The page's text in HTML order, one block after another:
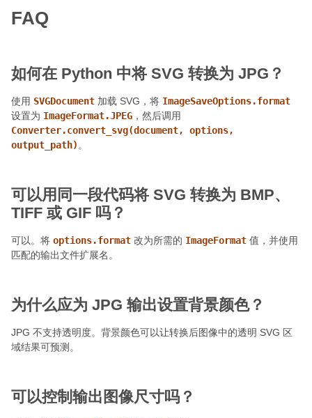
FAQ
如何在 Python 中将 SVG 转换为 JPG？
使用 SVGDocument 加载 SVG，将 ImageSaveOptions.format
设置为 ImageFormat.JPEG ，然后调用
Converter.convert_svg(document, options,
output_path)。
可以用同一段代码将 SVG 转换为 BMP、
TIFF 或 GIF 吗？
可以。将 options.format 改为所需的 ImageFormat 值，并使用
匹配的输出文件扩展名。
为什么应为 JPG 输出设置背景颜色？
JPG 不支持透明度。背景颜色可以让转换后图像中的透明 SVG 区
域结果可预测。
可以控制输出图像尺寸吗？